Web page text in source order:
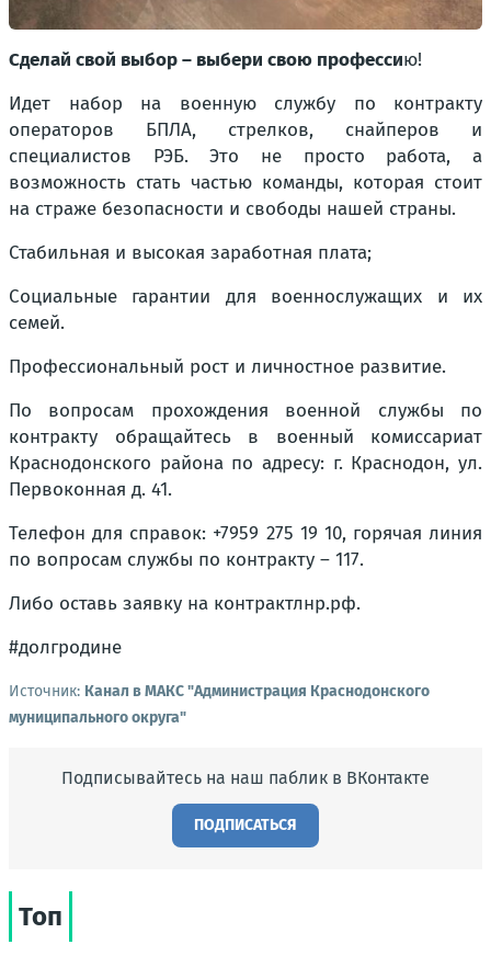
Сделай свой выбор – выбери свою профессию!
Идет набор на военную службу по контракту
операторов БПЛА, стрелков, снайперов и
специалистов РЭБ. Это не просто работа, а
возможность стать частью команды, которая стоит
на страже безопасности и свободы нашей страны.
Стабильная и высокая заработная плата;
Социальные гарантии для военнослужащих и их
семей.
Профессиональный рост и личностное развитие.
По вопросам прохождения военной службы по
контракту обращайтесь в военный комиссариат
Краснодонского района по адресу: г. Краснодон, ул.
Первоконная д. 41.
Телефон для справок: +7959 275 19 10, горячая линия
по вопросам службы по контракту – 117.
Либо оставь заявку на контрактлнр.рф.
#долгродине
Источник: Канал в МАКС "Администрация Краснодонского
муниципального округа"
Подписывайтесь на наш паблик в ВКонтакте
ПОДПИСАТЬСЯ
Топ